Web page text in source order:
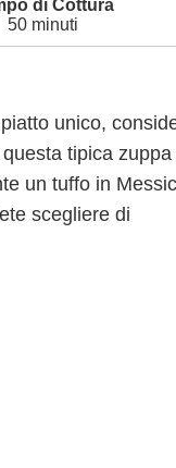
50 minuti
unico,
tipica zuppa
un tuffo in
scegliere di